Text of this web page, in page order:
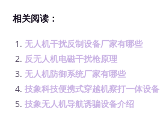
相关阅读：
无人机干扰反制设备厂家有哪些
反无人机电磁干扰枪原理
无人机防御系统厂家有哪些
技象科技便携式穿越机察打一体设备
技象无人机导航诱骗设备介绍